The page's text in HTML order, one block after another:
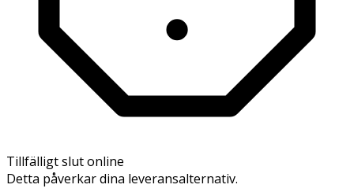
Tillfälligt slut online
Detta påverkar dina leveransalternativ.